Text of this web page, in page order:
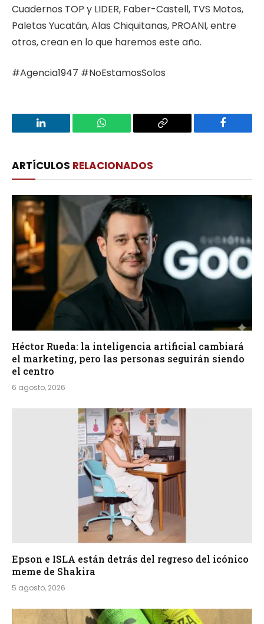
Cuadernos TOP y LIDER, Faber-Castell, TVS Motos,
Paletas Yucatán, Alas Chiquitanas, PROANI, entre
otros, crean en lo que haremos este año.
#Agencia1947 #NoEstamosSolos
LinkedIn WhatsApp
Copy
Facebook
ARTÍCULOS RELACIONADOS
Héctor Rueda: la inteligencia artificial cambiará
el marketing, pero las personas seguirán siendo
el centro
6 agosto, 2026
Epson e ISLA están detrás del regreso del icónico
meme de Shakira
5 agosto, 2026